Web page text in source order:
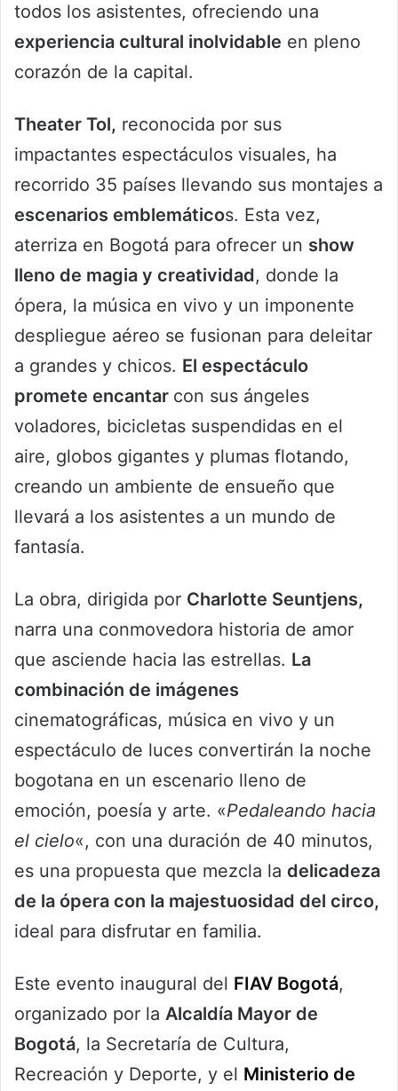
todos los asistentes, ofreciendo una
experiencia cultural inolvidable en pleno
corazón de la capital.
Theater Tol, reconocida por sus
impactantes espectáculos visuales, ha
recorrido 35 países llevando sus montajes a
escenarios emblemáticos. Esta vez,
aterriza en Bogotá para ofrecer un show
lleno de magia y creatividad, donde la
ópera, la música en vivo y un imponente
despliegue aéreo se fusionan para deleitar
a grandes y chicos. El espectáculo
promete encantar con sus ángeles
voladores, bicicletas suspendidas en el
aire, globos gigantes y plumas flotando,
creando un ambiente de ensueño que
llevará a los asistentes a un mundo de
fantasía.
La obra, dirigida por Charlotte Seuntjens,
narra una conmovedora historia de amor
que asciende hacia las estrellas. La
combinación de imágenes
cinematográficas, música en vivo y un
espectáculo de luces convertirán la noche
bogotana en un escenario lleno de
emoción, poesía y arte. «Pedaleando hacia
el cielo«, con una duración de 40 minutos,
es una propuesta que mezcla la delicadeza
de la ópera con la majestuosidad del circo,
ideal para disfrutar en familia.
Este evento inaugural del FIAV Bogotá,
organizado por la Alcaldía Mayor de
Bogotá, la Secretaría de Cultura,
Recreación y Deporte, y el Ministerio de